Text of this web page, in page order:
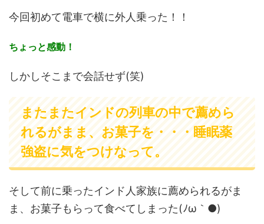
今回初めて電車で横に外人乗った！！
ちょっと感動！
しかしそこまで会話せず(笑)
またまたインドの列車の中で薦めら
れるがまま、お菓子を・・・睡眠薬
強盗に気をつけなって。
そして前に乗ったインド人家族に薦められるがま
ま、お菓子もらって食べてしまった(ﾉω｀●)